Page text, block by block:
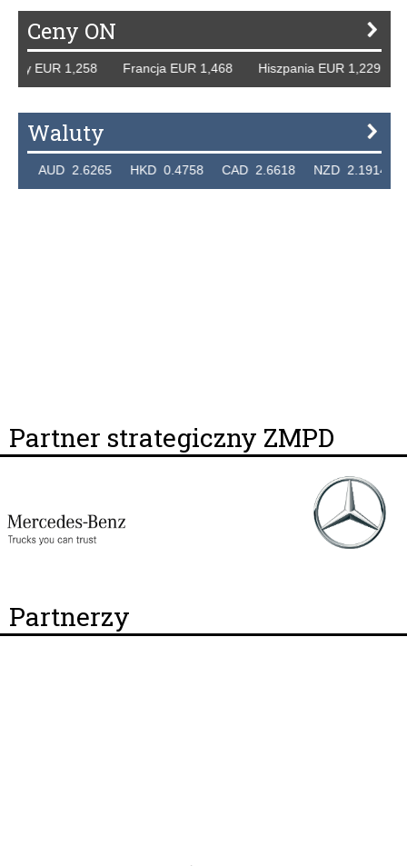
Ceny ON
EUR 1,258 Francja EUR 1,468 Hiszpania EUR 1,229
Waluty
AUD 2.6265 HKD 0.4758 CAD 2.6618 NZD 2.1914
Partner strategiczny ZMPD
Partnerzy